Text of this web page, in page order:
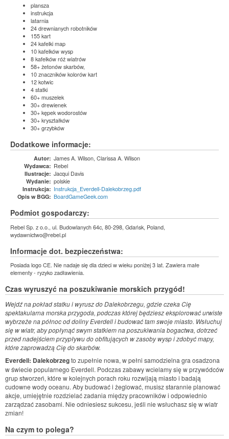
plansza
instrukcja
latarnia
24 drewnianych robotników
155 kart
24 kafelki map
10 kafelków wysp
8 kafelków róż wiatrów
58+ żetonów skarbów,
10 znaczników kolorów kart
12 kotwic
4 statki
60+ muszelek
30+ drewienek
30+ kępek wodorostów
30+ kryształków
30+ grzybków
Dodatkowe informacje:
Autor: James A. Wilson, Clarissa A. Wilson
Wydawca: Rebel
Ilustracje: Jacqui Davis
Wydanie: polskie
Instrukcja: Instrukcja_Everdell-Dalekobrzeg.pdf
Opis w BGG: BoardGameGeek.com
Podmiot gospodarczy:
Rebel Sp. z o.o., ul. Budowlanych 64c, 80-298, Gdańsk, Poland,
wydawnictwo@rebel.pl
Informacje dot. bezpieczeństwa:
Posiada logo CE. Nie nadaje się dla dzieci w wieku poniżej 3 lat. Zawiera małe
elementy - ryzyko zadławienia.
Czas wyruszyć na poszukiwanie morskich przygód!
Wejdź na pokład statku i wyrusz do Dalekobrzegu, gdzie czeka Cię
spektakularna morska przygoda, podczas której będziesz eksplorować urwiste
wybrzeże na północ od doliny Everdell i budować tam swoje miasto. Wsłuchuj
się w wiatr, aby popłynąć swym statkiem na poszukiwania bogactwa, dotrzeć
przed nadejściem przypływu do obfitujących w zasoby wysp i zdobyć mapy,
które zaprowadzą Cię do skarbów.
Everdell: Dalekobrzegto zupełnie nowa, w pełni samodzielna gra osadzona
w świecie popularnego Everdell. Podczas zabawy wcielamy się w przywódców
grup stworzeń, które w kolejnych porach roku rozwijają miasto i badają
cudowne wody oceanu. Aby budować i żeglować, musisz starannie planować
akcje, umiejętnie rozdzielać zadania między pracowników i odpowiednio
zarządzać zasobami. Nie odniesiesz sukcesu, jeśli nie wsłuchasz się w wiatr
zmian!
Na czym to polega?